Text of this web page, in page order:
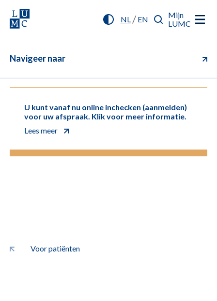
NL/ EN
Mijn
LUMC
Navigeer naar
U kunt vanaf nu online inchecken (aanmelden)
voor uw afspraak. Klik voor meer informatie.
Lees meer
Voor patiënten